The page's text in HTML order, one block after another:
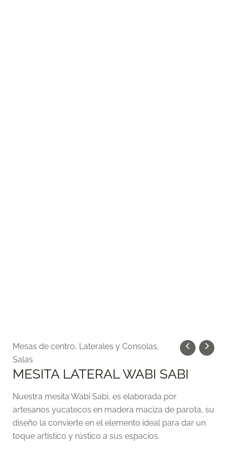
Mesas de centro, Laterales y Consolas,
Salas
MESITA LATERAL WABI SABI
Nuestra mesita Wabi Sabi, es elaborada por
artesanos yucatecos en madera maciza de parota, su
diseño la convierte en el elemento ideal para dar un
toque artístico y rústico a sus espacios.
MESITA
LATERAL
WABI
cantidad